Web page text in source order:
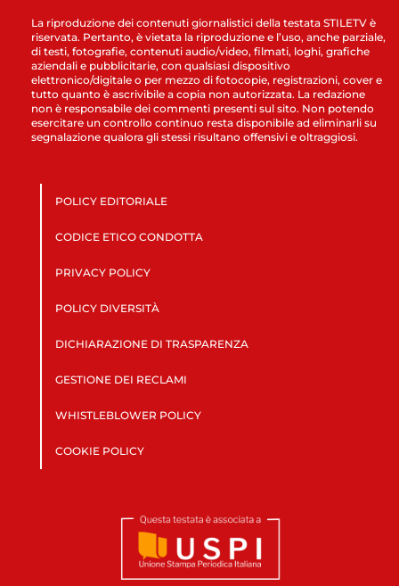
La riproduzione dei contenuti giornalistici della testata STILETV è
riservata. Pertanto, è vietata la riproduzione e l’uso, anche parziale,
di testi, fotografie, contenuti audio/video, filmati, loghi, grafiche
aziendali e pubblicitarie, con qualsiasi dispositivo
elettronico/digitale o per mezzo di fotocopie, registrazioni, cover e
tutto quanto è ascrivibile a copia non autorizzata. La redazione
non è responsabile dei commenti presenti sul sito. Non potendo
esercitare un controllo continuo resta disponibile ad eliminarli su
segnalazione qualora gli stessi risultano offensivi e oltraggiosi.
POLICY EDITORIALE
CODICE ETICO CONDOTTA
PRIVACY POLICY
POLICY DIVERSITÀ
DICHIARAZIONE DI TRASPARENZA
GESTIONE DEI RECLAMI
WHISTLEBLOWER POLICY
COOKIE POLICY